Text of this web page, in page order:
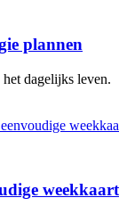
plannen
dagelijks leven.
weekkaart